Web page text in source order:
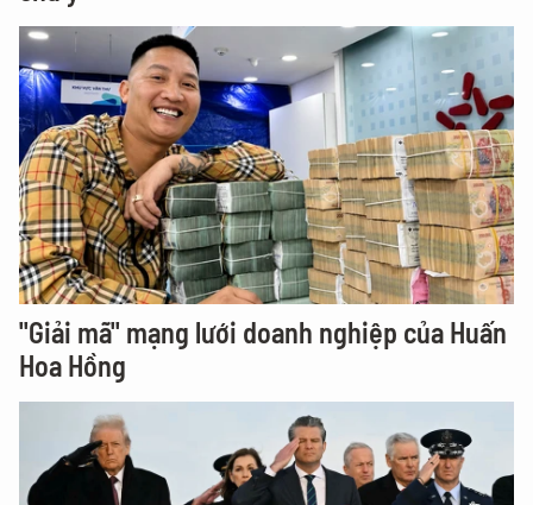
"Giải mã" mạng lưới doanh nghiệp của Huấn
Hoa Hồng